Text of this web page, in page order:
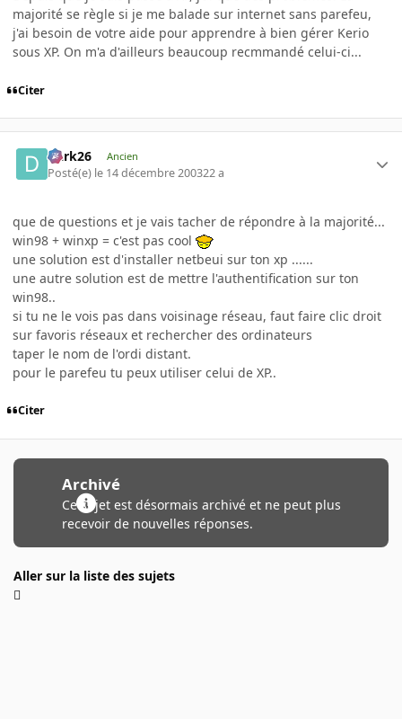
majorité se règle si je me balade sur internet sans parefeu,
j'ai besoin de votre aide pour apprendre à bien gérer Kerio
sous XP. On m'a d'ailleurs beaucoup recmmandé celui-ci...
Citer
Dark26 Ancien
Posté(e) le 14 décembre 200322 a
que de questions et je vais tacher de répondre à la majorité...
win98 + winxp = c'est pas cool
une solution est d'installer netbeui sur ton xp ......
une autre solution est de mettre l'authentification sur ton
win98..
si tu ne le vois pas dans voisinage réseau, faut faire clic droit
sur favoris réseaux et rechercher des ordinateurs
taper le nom de l'ordi distant.
pour le parefeu tu peux utiliser celui de XP..
Citer
Archivé
Ce sujet est désormais archivé et ne peut plus
recevoir de nouvelles réponses.
Aller sur la liste des sujets